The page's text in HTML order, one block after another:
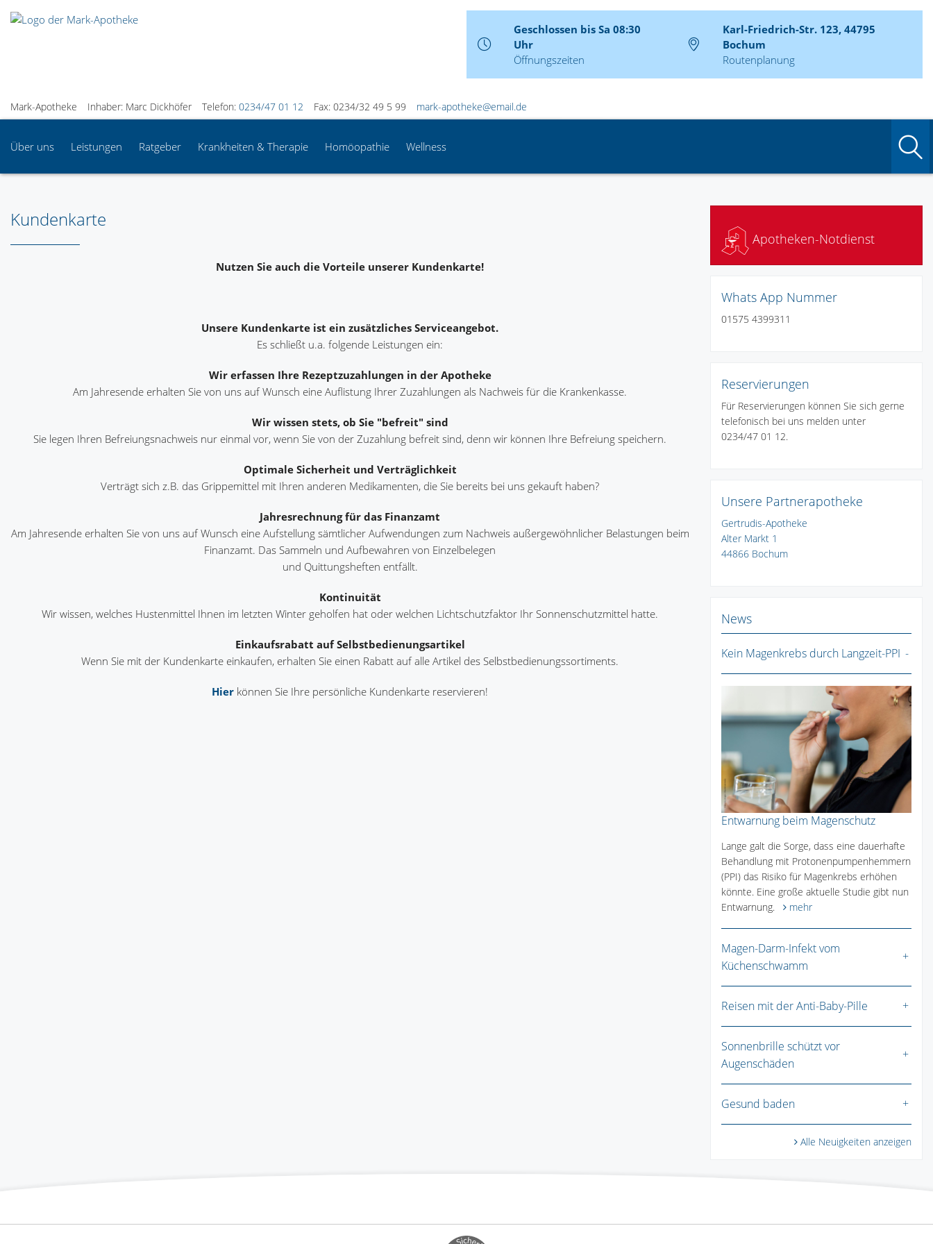
Geschlossen bis Sa 08:30
Uhr
Öffnungszeiten
Karl-Friedrich-Str. 123, 44795
Bochum
Routenplanung
Mark-Apotheke Inhaber: Marc Dickhöfer Telefon: 0234/47 01 12 Fax: 0234/32 49 5 99 mark-apotheke@email.de
Über uns Leistungen Ratgeber Krankheiten & Therapie Homöopathie Wellness
Kundenkarte
Nutzen Sie auch die Vorteile unserer Kundenkarte!
Unsere Kundenkarte ist ein zusätzliches Serviceangebot.
Es schließt u.a. folgende Leistungen ein:
Wir erfassen Ihre Rezeptzuzahlungen in der Apotheke
Am Jahresende erhalten Sie von uns auf Wunsch eine Auflistung Ihrer Zuzahlungen als Nachweis für die Krankenkasse.
Wir wissen stets, ob Sie "befreit" sind
Sie legen Ihren Befreiungsnachweis nur einmal vor, wenn Sie von der Zuzahlung befreit sind, denn wir können Ihre Befreiung speichern.
Optimale Sicherheit und Verträglichkeit
Verträgt sich z.B. das Grippemittel mit Ihren anderen Medikamenten, die Sie bereits bei uns gekauft haben?
Jahresrechnung für das Finanzamt
Am Jahresende erhalten Sie von uns auf Wunsch eine Aufstellung sämtlicher Aufwendungen zum Nachweis außergewöhnlicher Belastungen beim
Finanzamt. Das Sammeln und Aufbewahren von Einzelbelegen
und Quittungsheften entfällt.
Kontinuität
Wir wissen, welches Hustenmittel Ihnen im letzten Winter geholfen hat oder welchen Lichtschutzfaktor Ihr Sonnenschutzmittel hatte.
Einkaufsrabatt auf Selbstbedienungsartikel
Wenn Sie mit der Kundenkarte einkaufen, erhalten Sie einen Rabatt auf alle Artikel des Selbstbedienungssortiments.
Hier können Sie Ihre persönliche Kundenkarte reservieren!
Apotheken-Notdienst
Whats App Nummer
01575 4399311
Reservierungen
Für Reservierungen können Sie sich gerne
telefonisch bei uns melden unter
0234/47 01 12.
Unsere Partnerapotheke
Gertrudis-Apotheke
Alter Markt 1
44866 Bochum
News
Kein Magenkrebs durch Langzeit-PPI
Entwarnung beim Magenschutz
Lange galt die Sorge, dass eine dauerhafte
Behandlung mit Protonenpumpenhemmern
(PPI) das Risiko für Magenkrebs erhöhen
könnte. Eine große aktuelle Studie gibt nun
Entwarnung.
mehr
Magen-Darm-Infekt vom
Küchenschwamm
Reisen mit der Anti-Baby-Pille
Sonnenbrille schützt vor
Augenschäden
Gesund baden
Alle Neuigkeiten anzeigen